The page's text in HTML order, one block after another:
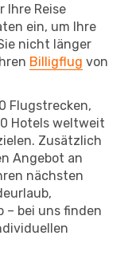
Ihre Reise
ein, um Ihre
nicht länger
Billigflug von
Flugstrecken,
Hotels weltweit
Zusätzlich
Angebot an
nächsten
– bei uns finden